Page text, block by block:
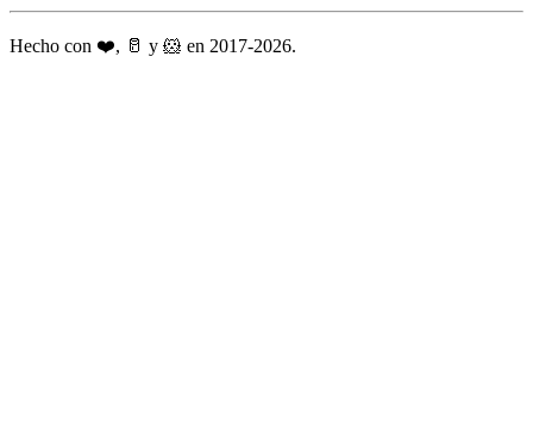
Hecho con ❤️, 🥛 y 🐹 en 2017-2026.